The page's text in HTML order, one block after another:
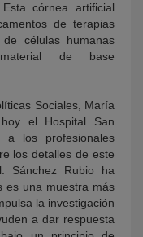
córnea artificial
de terapias
células humanas
de base
Sociales, María
el Hospital San
a los profesionales
los detalles de este
Sánchez Rubio ha
es una muestra más
la investigación
a dar respuesta